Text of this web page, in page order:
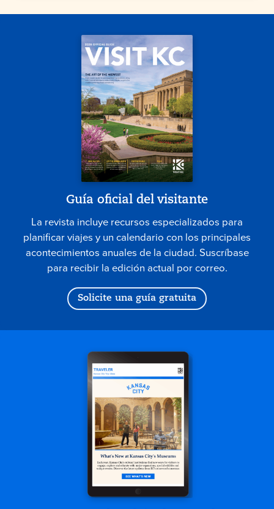
Guía oficial del visitante
La revista incluye recursos especializados para
planificar viajes y un calendario con los principales
acontecimientos anuales de la ciudad. Suscríbase
para recibir la edición actual por correo.
Solicite una guía gratuita